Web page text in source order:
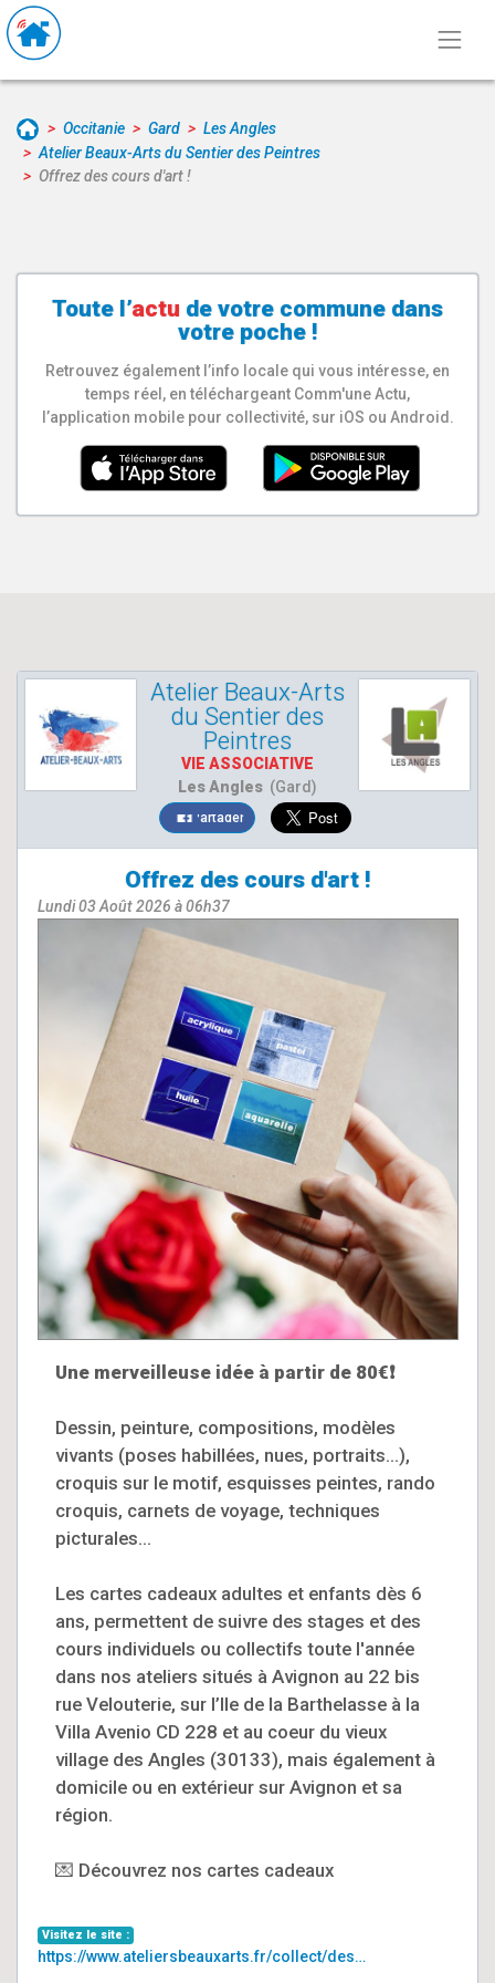
Occitanie Gard
Les Angles
Atelier Beaux-Arts du Sentier des Peintres
Offrez des cours d'art !
Toute l’actu de votre commune dans
votre poche !
Retrouvez également l’info locale qui vous intéresse, en
temps réel, en téléchargeant Comm'une Actu,
l’application mobile pour collectivité, sur iOS ou Android.
Atelier Beaux-Arts
du Sentier des
Peintres
VIE ASSOCIATIVE
Les Angles (Gard)
Partager
Offrez des cours d'art !
Lundi 03 Août 2026 à 06h37
Une merveilleuse idée à partir de 80€❗
Dessin, peinture, compositions, modèles
vivants (poses habillées, nues, portraits...),
croquis sur le motif, esquisses peintes, rando
croquis, carnets de voyage, techniques
picturales...
Les cartes cadeaux adultes et enfants dès 6
ans, permettent de suivre des stages et des
cours individuels ou collectifs toute l'année
dans nos ateliers situés à Avignon au 22 bis
rue Velouterie, sur l’Ile de la Barthelasse à la
Villa Avenio CD 228 et au coeur du vieux
village des Angles (30133), mais également à
domicile ou en extérieur sur Avignon et sa
région.
💌 Découvrez nos cartes cadeaux
Visitez le site :
https://www.ateliersbeauxarts.fr/collect/des…